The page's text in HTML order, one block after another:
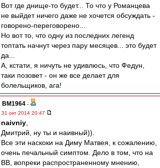
Вот где днище-то будет... То что у Романцева
не выйдет ничего даже не хочется обсуждать -
говорено-переговорено...
Но вот то, что одну из последних легенд
топтать начнут через пару месяцев... это будет
да...
А, кстати, я ничуть не удивлюсь, что Федун,
таки позовет - он же все делает для
болельщиков, ага!
BM1964 -
31 окт 2014 20:47
naivniy
Дмитрий, ну ты и наивный)).
Все эти наскоки на Диму Матвея, к сожалению,
очень печальный симптом. Дело в том, что на
ВВ, вопреки распространенному мнению,